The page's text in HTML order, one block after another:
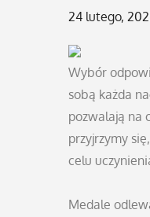
Posted
24 lutego,
Wybór
sobą każda
pozwalają na
przyjrzymy
celu
Medale